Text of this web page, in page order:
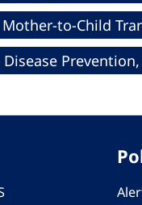
to-Child